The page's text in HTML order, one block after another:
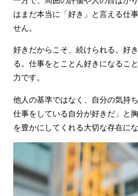
はまだ本当に「好き」と言える仕
せん。
好きだからこそ、続けられる。好
る。仕事をとことん好きになるこ
力です。
他人の基準ではなく、自分の気持
仕事をしている自分が好きだ」と
を豊かにしてくれる大切な存在にな